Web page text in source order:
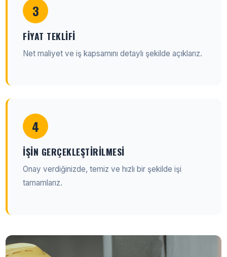
3
FIYAT TEKLIFI
Net maliyet ve iş kapsamını detaylı şekilde açıklarız.
4
İŞIN GERÇEKLEŞTIRILMESI
Onay verdiğinizde, temiz ve hızlı bir şekilde işi
tamamlarız.